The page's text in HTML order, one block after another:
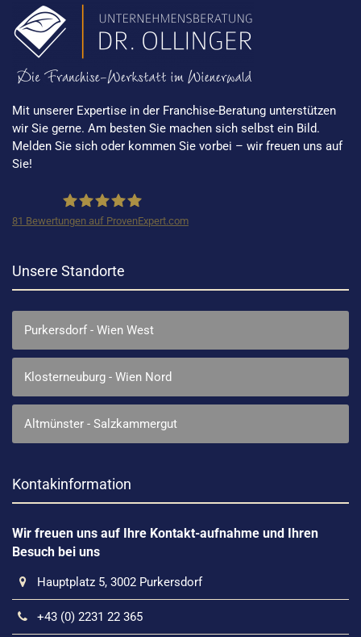
Mit unserer Expertise in der Franchise-Beratung unterstützen
wir Sie gerne. Am besten Sie machen sich selbst ein Bild.
Melden Sie sich oder kommen Sie vorbei – wir freuen uns auf
Sie!
81 Bewertungen auf ProvenExpert.com
Unsere Standorte
Purkersdorf - Wien West
Klosterneuburg - Wien Nord
Altmünster - Salzkammergut
Kontakinformation
Wir freuen uns auf Ihre Kontakt-aufnahme und Ihren
Besuch bei uns
Hauptplatz 5, 3002 Purkersdorf
+43 (0) 2231 22 365